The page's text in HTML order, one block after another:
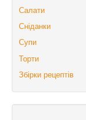
Салати
Сніданки
Супи
Торти
Збірки рецептів